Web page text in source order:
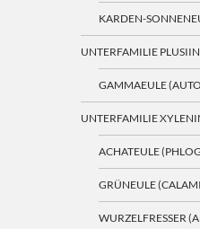
KARDEN-
UNTERFAMILIE
GAMMAEULE
UNTERFAMILIE
ACHATEULE
GRÜNEULE
WURZELFRESSER